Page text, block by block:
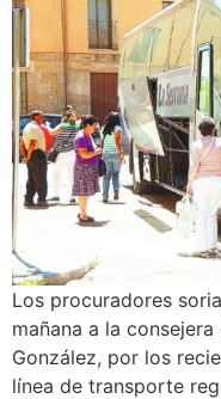
Los procuradores
mañana a la
González, por los
línea de transporte